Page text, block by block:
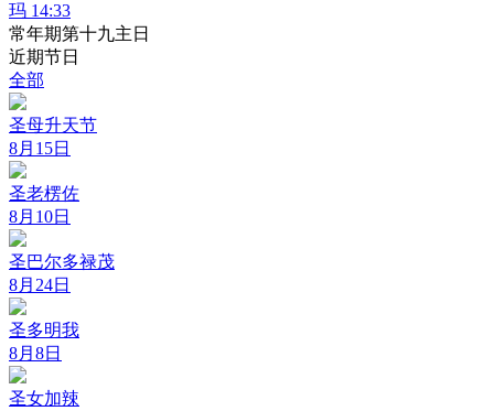
玛 14:33
常年期第十九主日
近期节日
全部
圣母升天节
8月15日
圣老楞佐
8月10日
圣巴尔多禄茂
8月24日
圣多明我
8月8日
圣女加辣